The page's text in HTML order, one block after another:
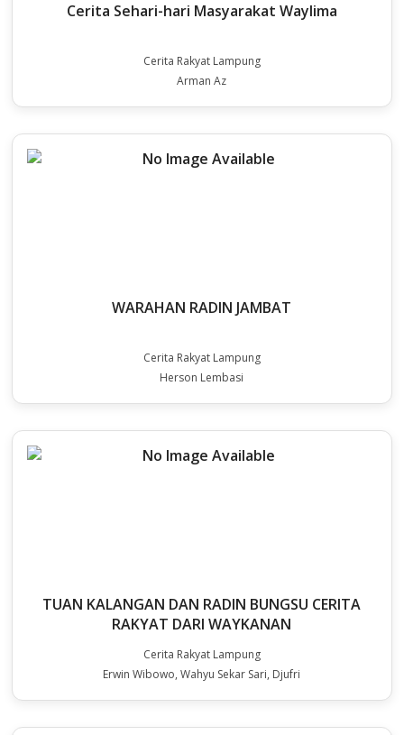
Cerita Sehari-hari Masyarakat Waylima
Cerita Rakyat Lampung
Arman Az
WARAHAN RADIN JAMBAT
Cerita Rakyat Lampung
Herson Lembasi
TUAN KALANGAN DAN RADIN BUNGSU CERITA
RAKYAT DARI WAYKANAN
Cerita Rakyat Lampung
Erwin Wibowo, Wahyu Sekar Sari, Djufri